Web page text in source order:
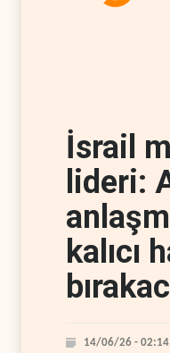
İsrail
lideri:
kalıcı
14/06/26 - 02:14